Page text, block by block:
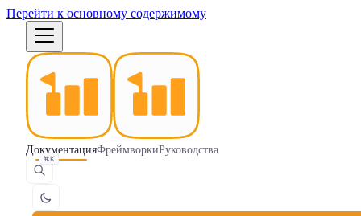
Перейти к основному содержимому
ДокументацияФреймворкиРуководства
⌘K